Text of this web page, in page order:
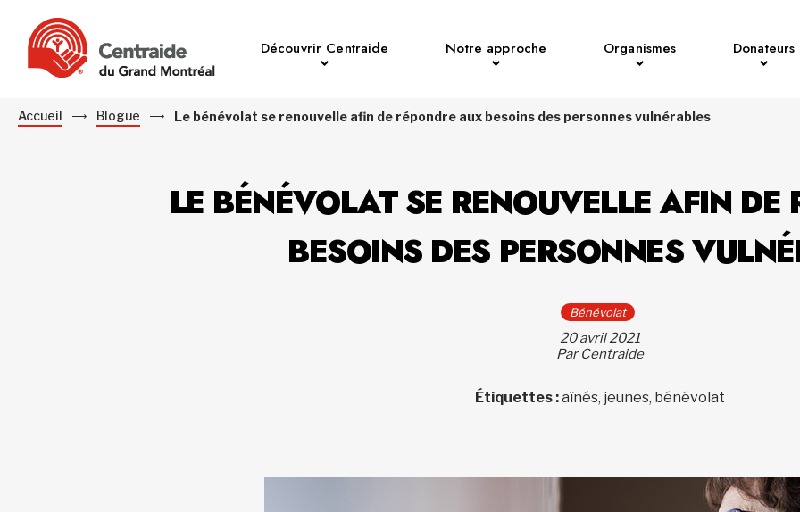
Découvrir Centraide Notre approche Organismes Donateurs
Accueil Blogue Le bénévolat se renouvelle afin de répondre aux besoins des personnes vulnérables
LE BÉNÉVOLAT SE RENOUVELLE AFIN DE
BESOINS DES PERSONNES
Bénévolat
20 avril 2021
Par Centraide
Étiquettes :aînés, jeunes, bénévolat